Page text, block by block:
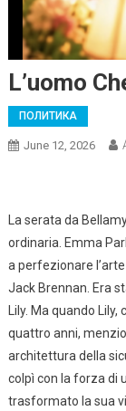
L’uomo
ПОЛИТИКА
June 12, 2026
La serata da
ordinaria. Emma
a perfezionare
Jack Brennan. Era
Lily. Ma quando
quattro anni,
architettura della
colpì con la forza di
trasformato la sua